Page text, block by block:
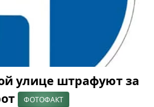
улице штрафуют за
ФОТОФАКТ